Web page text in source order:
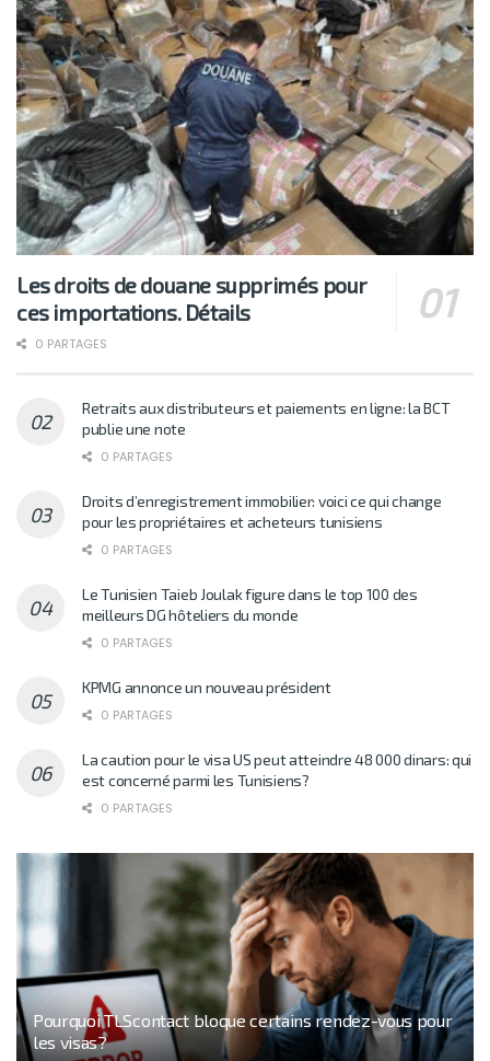
Les droits de douane supprimés pour
ces importations. Détails
0 PARTAGES
Retraits aux distributeurs et paiements en ligne: la BCT
publie une note
0 PARTAGES
Droits d’enregistrement immobilier: voici ce qui change
pour les propriétaires et acheteurs tunisiens
0 PARTAGES
Le Tunisien Taieb Joulak figure dans le top 100 des
meilleurs DG hôteliers du monde
0 PARTAGES
KPMG annonce un nouveau président
0 PARTAGES
La caution pour le visa US peut atteindre 48 000 dinars: qui
est concerné parmi les Tunisiens?
0 PARTAGES
Pourquoi TLScontact bloque certains rendez-vous pour
les visas?